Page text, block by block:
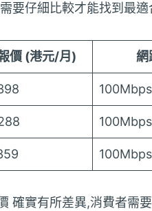
要仔細比較才能找到最適
價 (港元/月) 網
確實有所差異,消費者需